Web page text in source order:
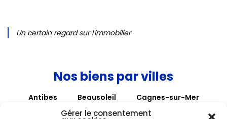
Gérer le consentement
Un certain regard sur l'immobilier
Nos biens par villes
Antibes Beausoleil
Cagnes-sur-Mer
Cannes
Hyères La Colle sur Loup